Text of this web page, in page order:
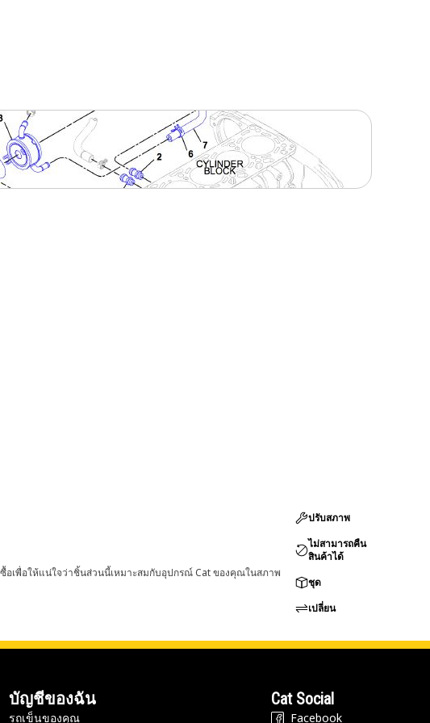
เพื่อให้แน่ใจว่าชิ้นส่วนนี้เหมาะสมกับอุปกรณ์ Cat ของคุณในสภาพ
ปรับสภาพ
ไม่สามารถคืน
สินค้าได้
ชุด
เปลี่ยน
บัญชีของฉัน
รถเข็นของคุณ
Cat Social
Facebook